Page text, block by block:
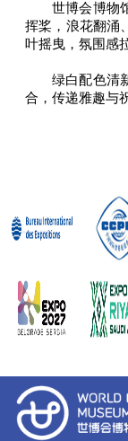
世博会博物馆
挥桨，浪花翻涌
叶摇曳，氛围感
绿白配色清新
合，传递雅趣与